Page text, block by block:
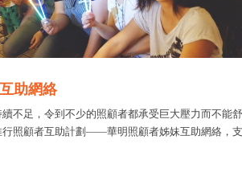
助網絡
不足，令到不少的照顧者都承受巨大壓力而不能舒
行照顧者互助計劃——華明照顧者姊妹互助網絡，